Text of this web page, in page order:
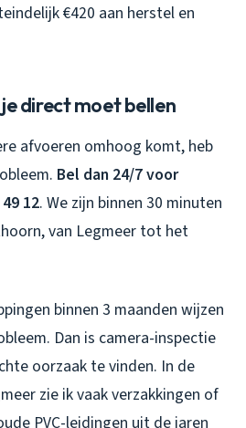
€420 aan herstel en
direct moet bellen
afvoeren omhoog komt, heb
Bel dan 24/7 voor
12. We zijn binnen 30 minuten
van Legmeer tot het
binnen 3 maanden wijzen
Dan is camera-inspectie
oorzaak te vinden. In de
zie ik vaak verzakkingen of
PVC-leidingen uit de jaren